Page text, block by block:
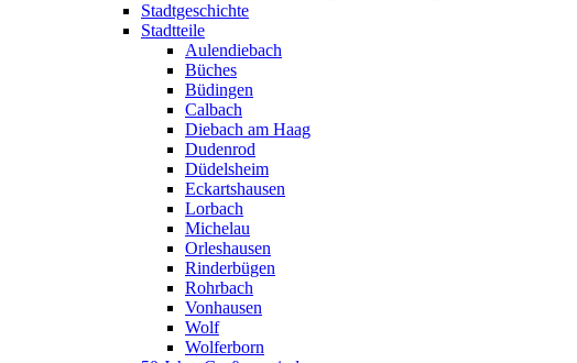
Stadtgeschichte
Stadtteile
Aulendiebach
Büches
Büdingen
Calbach
Diebach am Haag
Dudenrod
Düdelsheim
Eckartshausen
Lorbach
Michelau
Orleshausen
Rinderbügen
Rohrbach
Vonhausen
Wolf
Wolferborn